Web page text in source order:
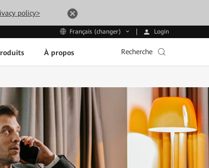
policy>
Français (changer) Login
À propos Recherche